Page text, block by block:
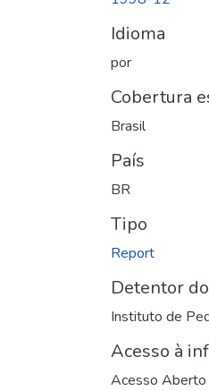
Idioma
por
Cobertura
Brasil
País
BR
Tipo
Report
Detentor
Instituto de
Acesso à
Acesso Aberto